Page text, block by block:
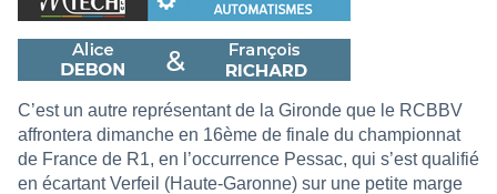
C’est un autre représentant de la Gironde que le RCBBV
affrontera dimanche en 16ème de finale du championnat
de France de R1, en l’occurrence Pessac, qui s’est qualifié
en écartant Verfeil (Haute-Garonne) sur une petite marge